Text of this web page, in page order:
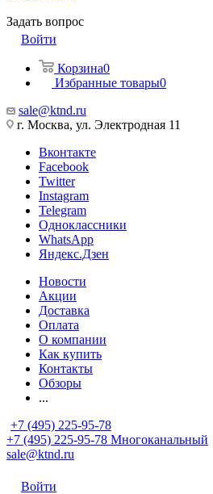
Задать вопрос
Войти
Корзина0
Избранные товары0
sale@ktnd.ru
г. Москва, ул. Электродная 11
Вконтакте
Facebook
Twitter
Instagram
Telegram
Одноклассники
WhatsApp
Яндекс.Дзен
Новости
Акции
Доставка
Оплата
О компании
Как купить
Контакты
Обзоры
...
+7 (495) 225-95-78
+7 (495) 225-95-78 Многоканальный
sale@ktnd.ru
Войти